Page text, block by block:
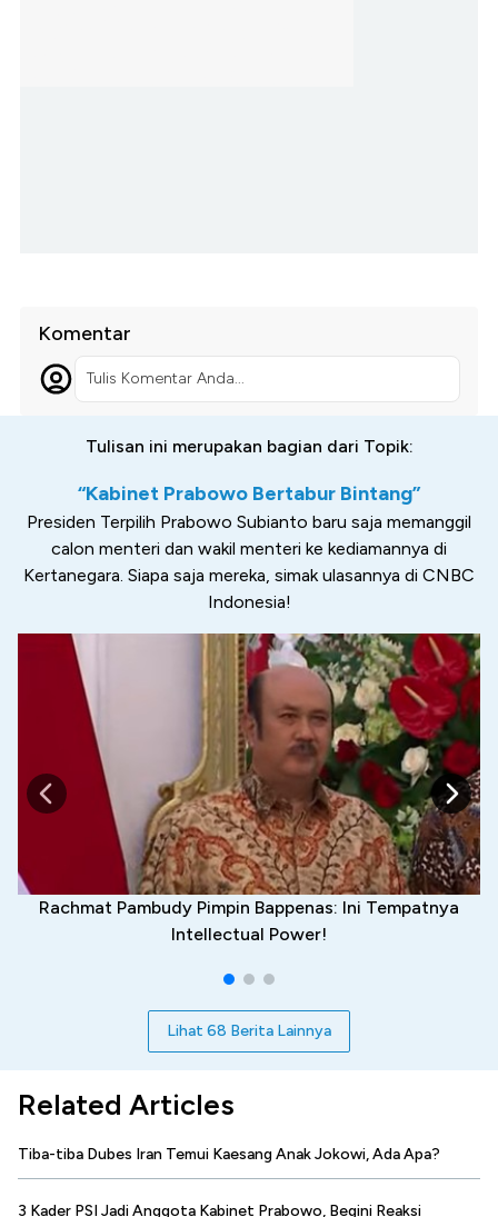
Komentar
Tulis Komentar Anda...
Tulisan ini merupakan bagian dari Topik:
“Kabinet Prabowo Bertabur Bintang”
Presiden Terpilih Prabowo Subianto baru saja memanggil
calon menteri dan wakil menteri ke kediamannya di
Kertanegara. Siapa saja mereka, simak ulasannya di CNBC
Indonesia!
Rachmat Pambudy Pimpin Bappenas: Ini Tempatnya
Intellectual Power!
Lihat 68 Berita Lainnya
Related Articles
Tiba-tiba Dubes Iran Temui Kaesang Anak Jokowi, Ada Apa?
3 Kader PSI Jadi Anggota Kabinet Prabowo, Begini Reaksi